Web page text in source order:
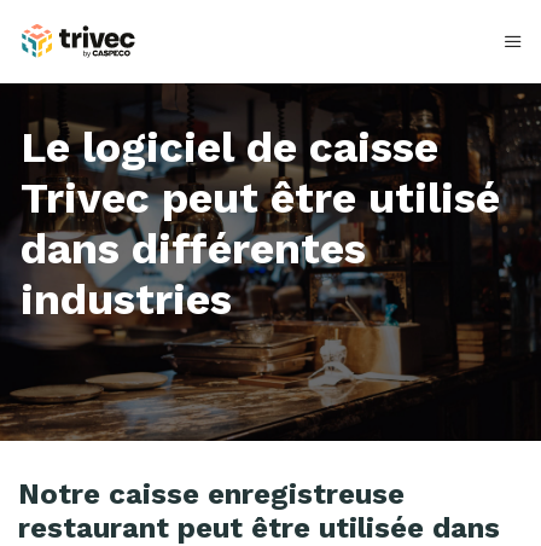
contenu
Le logiciel de caisse
Trivec peut être utilisé
dans différentes
industries
e
Notre caisse enregistreuse
restaurant peut être utilisée dans